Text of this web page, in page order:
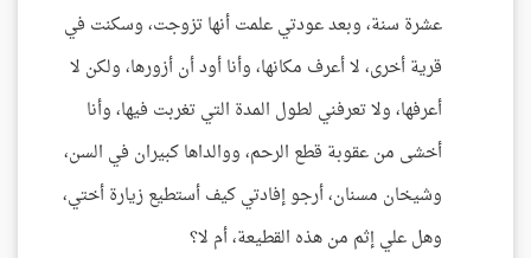
عشرة سنة، وبعد عودتي علمت أنها تزوجت، وسكنت في
قرية أخرى، لا أعرف مكانها، وأنا أود أن أزورها، ولكن لا
أعرفها، ولا تعرفني لطول المدة التي تغربت فيها، وأنا
أخشى من عقوبة قطع الرحم، ووالداها كبيران في السن،
وشيخان مسنان، أرجو إفادتي كيف أستطيع زيارة أختي،
وهل علي إثم من هذه القطيعة، أم لا؟